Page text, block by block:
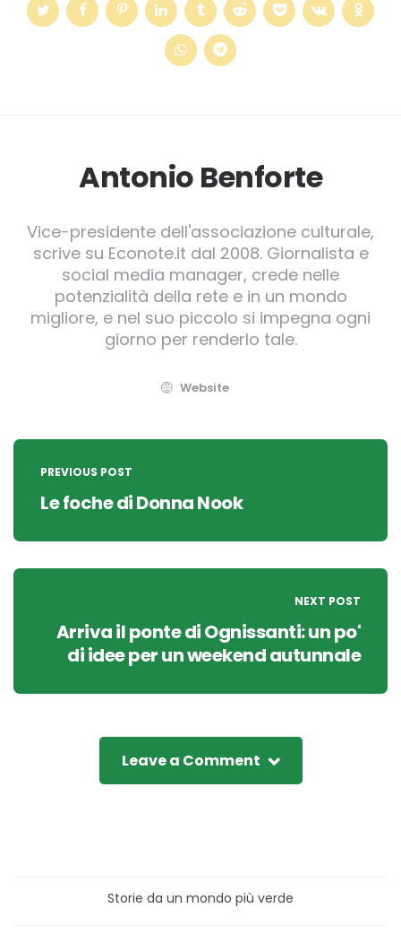
Antonio Benforte
Vice-presidente dell'associazione culturale,
scrive su Econote.it dal 2008. Giornalista e
social media manager, crede nelle
potenzialità della rete e in un mondo
migliore, e nel suo piccolo si impegna ogni
giorno per renderlo tale.
Website
Post
navigation
PREVIOUS POST
Le foche di Donna Nook
NEXT POST
Arriva il ponte di Ognissanti: un po'
di idee per un weekend autunnale
Leave a Comment
Storie da un mondo più verde